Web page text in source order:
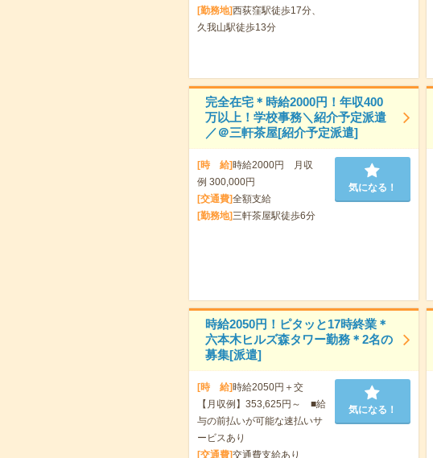
[勤務地]西荻窪駅徒歩17分、
久我山駅徒歩13分
完全在宅＊時給2000円！年収400
万以上！学校事務＼紹介予定派遣
／＠三軒茶屋[紹介予定派遣]
[時 給]時給2000円 月収
例 300,000円
[交通費]全額支給
[勤務地]三軒茶屋駅徒歩6分
気になる！
時給2050円！ピタッと17時終業＊
六本木ヒルズ森タワー勤務＊2名の
募集[派遣]
[時 給]時給2050円＋交
【月収例】353,625円～ ■給
与の前払いが可能な速払いサ
ービスあり
[交通費]交通費支給あり
気になる！